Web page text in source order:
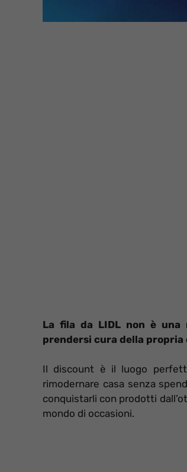
La fila da LIDL non è
prendersi cura della propria
Il discount è il luogo
rimodernare casa senza
conquistarli con prodotti
mondo di occasioni.